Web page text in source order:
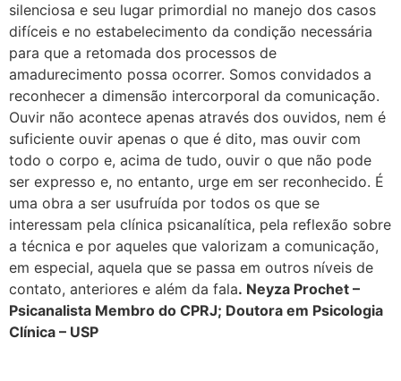
silenciosa e seu lugar primordial no manejo dos casos
difíceis e no estabelecimento da condição necessária
para que a retomada dos processos de
amadurecimento possa ocorrer. Somos convidados a
reconhecer a dimensão intercorporal da comunicação.
Ouvir não acontece apenas através dos ouvidos, nem é
suficiente ouvir apenas o que é dito, mas ouvir com
todo o corpo e, acima de tudo, ouvir o que não pode
ser expresso e, no entanto, urge em ser reconhecido. É
uma obra a ser usufruída por todos os que se
interessam pela clínica psicanalítica, pela reflexão sobre
a técnica e por aqueles que valorizam a comunicação,
em especial, aquela que se passa em outros níveis de
contato, anteriores e além da fala. Neyza Prochet –
Psicanalista Membro do CPRJ; Doutora em Psicologia
Clínica – USP